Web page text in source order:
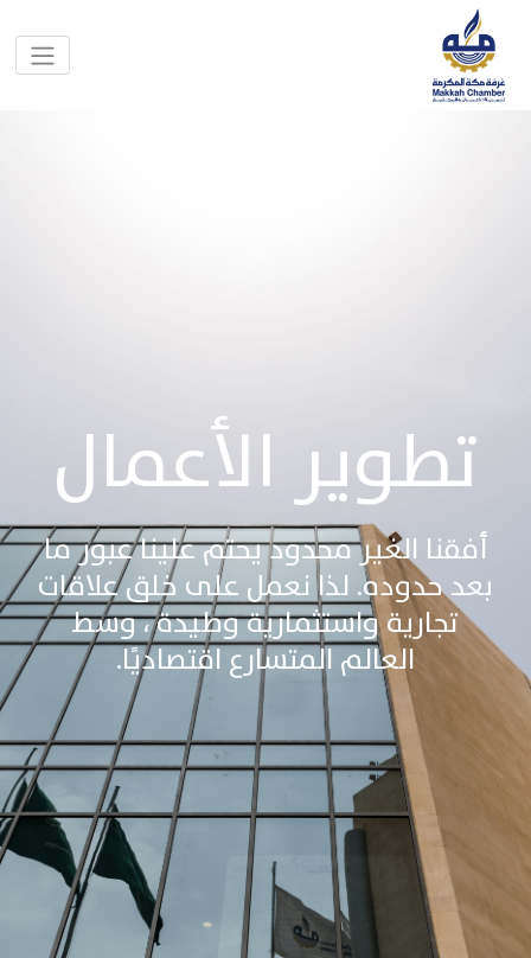
تطوير الأعمال
أفقنا الغير محدود يحتم علينا عبور ما
بعد حدوده. لذا نعمل على خلق علاقات
تجارية واستثمارية وطيدة ، وسط
العالم المتسارع اقتصاديًا.